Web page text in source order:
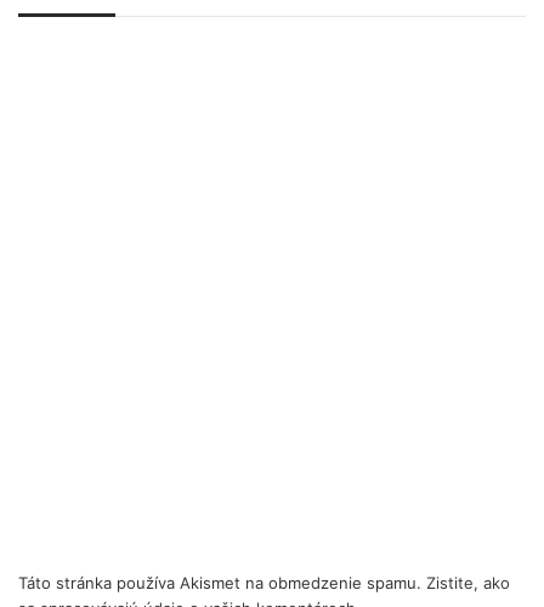
Táto stránka používa Akismet na obmedzenie spamu. Zistite, ako